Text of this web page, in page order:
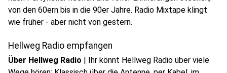
von den 60ern bis in die 90er Jahre. Radio Mixtape klingt
wie früher - aber nicht von gestern.
Hellweg Radio empfangen
Über Hellweg Radio | Ihr könnt Hellweg Radio über viele